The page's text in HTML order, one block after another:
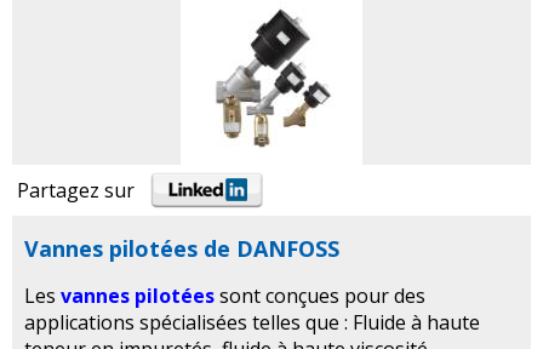
Partagez sur
Vannes pilotées de DANFOSS
Les vannes pilotéessont conçues pour des
applications spécialisées telles que : Fluide à haute